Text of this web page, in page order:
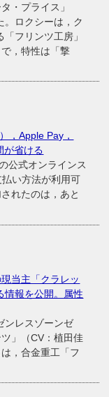
・プライス」
。ロクシーは，ク
フリンツ工房」
，特性は「撃
，Apple Pay，
が省ける
公式オンラインス
い方法が利用可
れたのは，あと
当主「クラレッ
情報を公開。属性
ンレスゾーンゼ
」（CV：植田佳
，合金重工「フ